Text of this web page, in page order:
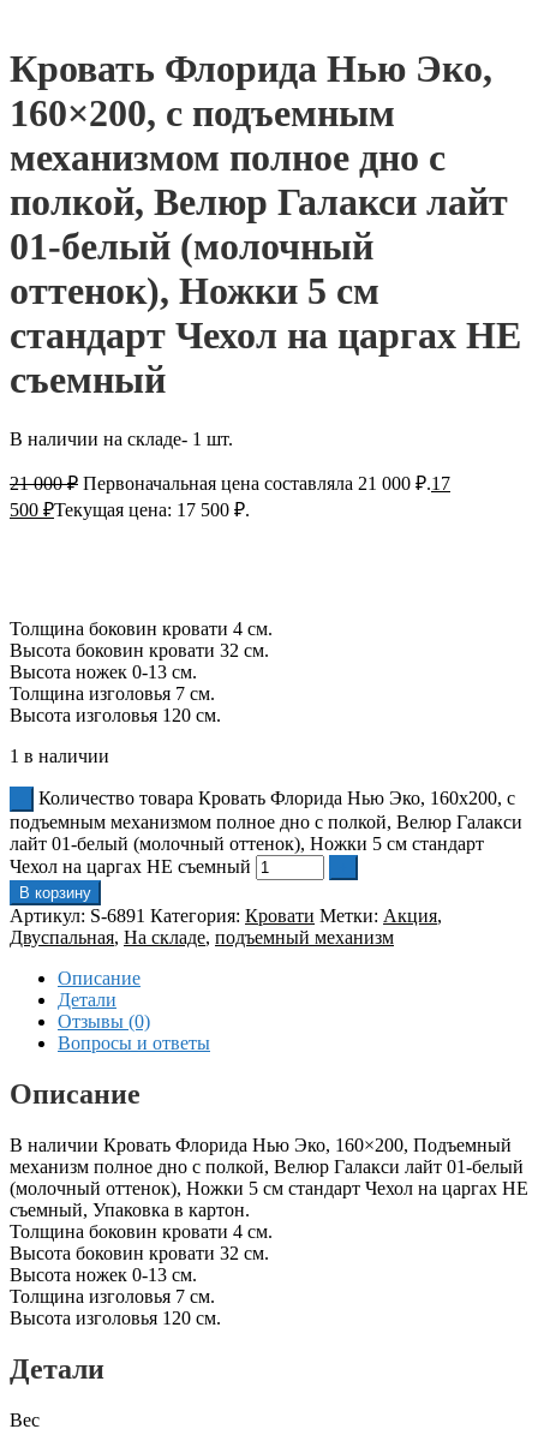
Кровать Флорида Нью Эко,
160×200, с подъемным
механизмом полное дно с
полкой, Велюр Галакси лайт
01-белый (молочный
оттенок), Ножки 5 см
стандарт Чехол на царгах НЕ
съемный
В наличии на складе- 1 шт.
21 000₽ Первоначальная цена составляла 21 000 ₽.17
500 ₽Текущая цена: 17 500 ₽.
Толщина боковин кровати 4 см.
Высота боковин кровати 32 см.
Высота ножек 0-13 см.
Толщина изголовья 7 см.
Высота изголовья 120 см.
1 в наличии
Количество товара Кровать Флорида Нью Эко, 160x200, с
подъемным механизмом полное дно с полкой, Велюр Галакси
лайт 01-белый (молочный оттенок), Ножки 5 см стандарт
Чехол на царгах НЕ съемный
В корзину
Артикул: S-6891 Категория: Кровати Метки: Акция,
Двуспальная, На складе, подъемный механизм
Описание
Детали
Отзывы (0)
Вопросы и ответы
Описание
В наличии Кровать Флорида Нью Эко, 160×200, Подъемный
механизм полное дно с полкой, Велюр Галакси лайт 01-белый
(молочный оттенок), Ножки 5 см стандарт Чехол на царгах НЕ
съемный, Упаковка в картон.
Толщина боковин кровати 4 см.
Высота боковин кровати 32 см.
Высота ножек 0-13 см.
Толщина изголовья 7 см.
Высота изголовья 120 см.
Детали
Вес